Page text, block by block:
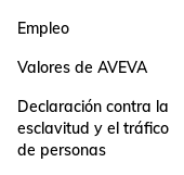
Empleo
Valores de AVEVA
Declaración contra la
esclavitud y el tráfico
de personas